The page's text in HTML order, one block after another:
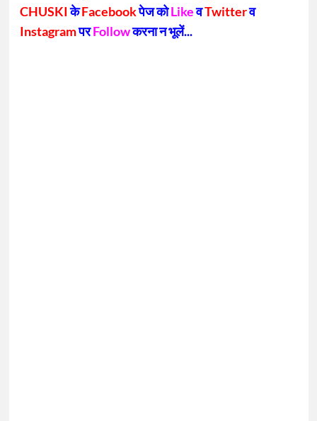
CHUSKIकेFacebookपेज कोLikeवTwitterव
InstagramपरFollowकरना न भूलें...